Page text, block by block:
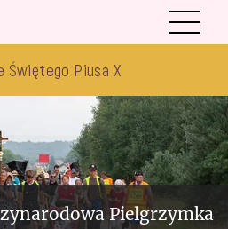
Świętego Piusa X
Pielgrzymka